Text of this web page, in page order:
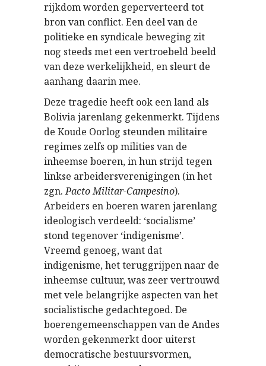
rijkdom worden geperverteerd tot
bron van conflict. Een deel van de
politieke en syndicale beweging zit
nog steeds met een vertroebeld beeld
van deze werkelijkheid, en sleurt de
aanhang daarin mee.
Deze tragedie heeft ook een land als
Bolivia jarenlang gekenmerkt. Tijdens
de Koude Oorlog steunden militaire
regimes zelfs op milities van de
inheemse boeren, in hun strijd tegen
linkse arbeidersverenigingen (in het
zgn.Pacto Militar-Campesino).
Arbeiders en boeren waren jarenlang
ideologisch verdeeld: ‘socialisme’
stond tegenover ‘indigenisme’.
Vreemd genoeg, want dat
indigenisme, het teruggrijpen naar de
inheemse cultuur, was zeer vertrouwd
met vele belangrijke aspecten van het
socialistische gedachtegoed. De
boerengemeenschappen van de Andes
worden gekenmerkt door uiterst
democratische bestuursvormen,